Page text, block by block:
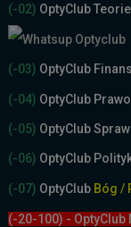
(-02) OptyClub
(-03) OptyClub
(-04) OptyClub
(-05) OptyClub
(-06) OptyClub
(-07) OptyClub Bóg /
(-20-100) - OptyClub